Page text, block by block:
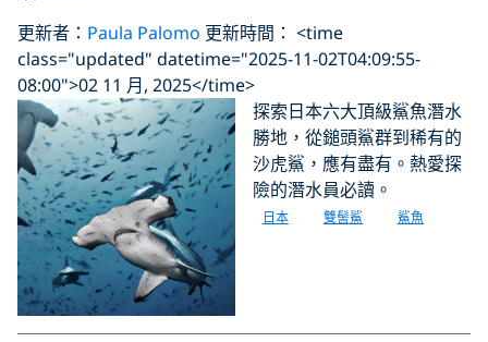
更新者： Paula Palomo 更新時間： <time
class="updated" datetime="2025-11-02T04:09:55-
08:00">02 11 月, 2025</time>
探索日本六大頂級鯊魚潛水
勝地，從鎚頭鯊群到稀有的
沙虎鯊，應有盡有。熱愛探
險的潛水員必讀。
日本 雙髻鯊 鯊魚